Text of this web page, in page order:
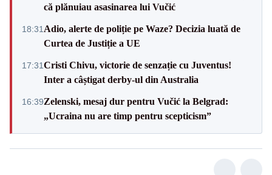
că plănuiau asasinarea lui Vučić
18:31 Adio, alerte de poliție pe Waze? Decizia luată de
Curtea de Justiție a UE
17:31Cristi Chivu, victorie de senzație cu Juventus!
Inter a câștigat derby-ul din Australia
16:39Zelenski, mesaj dur pentru Vučić la Belgrad:
„Ucraina nu are timp pentru scepticism”